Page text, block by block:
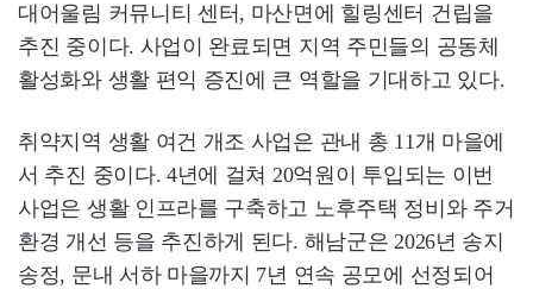
대어울림 커뮤니티 센터, 마산면에 힐링센터 건립을
추진 중이다. 사업이 완료되면 지역 주민들의 공동체
활성화와 생활 편익 증진에 큰 역할을 기대하고 있다.
취약지역 생활 여건 개조 사업은 관내 총 11개 마을에
서 추진 중이다. 4년에 걸쳐 20억원이 투입되는 이번
사업은 생활 인프라를 구축하고 노후주택 정비와 주거
환경 개선 등을 추진하게 된다. 해남군은 2026년 송지
송정, 문내 서하 마을까지 7년 연속 공모에 선정되어